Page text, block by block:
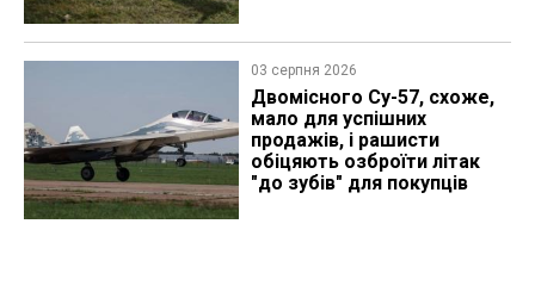
03 серпня 2026
Двомісного Су-57, схоже,
мало для успішних
продажів, і рашисти
обіцяють озброїти літак
"до зубів" для покупців